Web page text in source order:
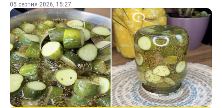
05 серпня 2026, 15:27